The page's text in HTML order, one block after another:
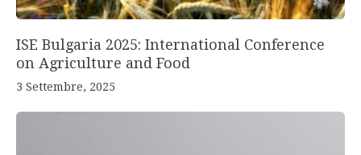
ISE Bulgaria 2025: International Conference
on Agriculture and Food
3 Settembre, 2025